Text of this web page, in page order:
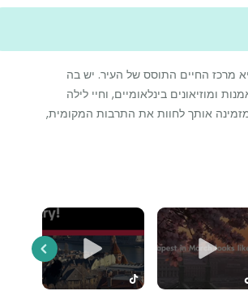
החיים התוסס של העיר. יש בה
ומוזיאונים בינלאומיים, וחיי לילה
אותך לחוות את התרבות המקומית,
Previous